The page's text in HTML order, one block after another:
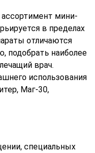
мини-
в пределах
отличаются
подобрать наиболее
врач.
использования
Маг-30,
специальных